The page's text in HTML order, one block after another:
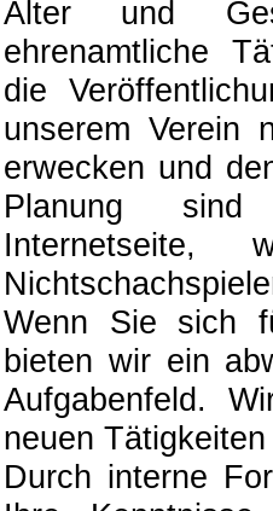
Alter und
ehrenamtliche
die
unserem Verein
erwecken und
Planung sind
Internetseite,
Wenn Sie sich
bieten wir ein
Aufgabenfeld.
neuen
Durch interne